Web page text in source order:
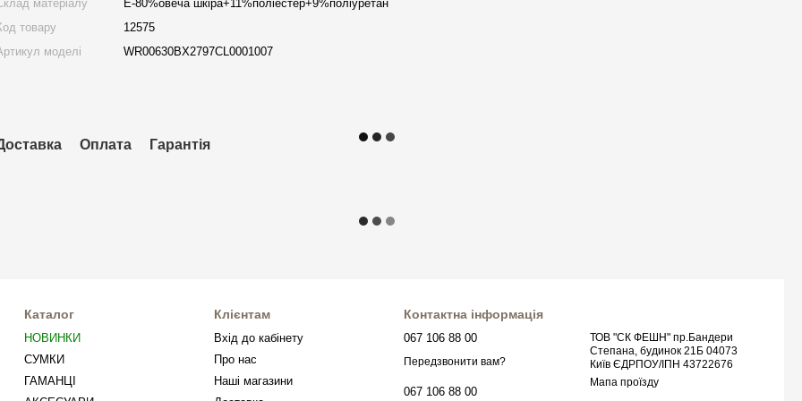
матеріалу
E-80%овеча шкіра+11%поліестер+9%поліуретан
товару
12575
моделі
WR00630BX2797CL0001007
Оплата Гарантія
Каталог
НОВИНКИ
СУМКИ
ГАМАНЦІ
Клієнтам
Вхід до кабінету
Про нас
Наші магазини
Контактна інформація
067 106 88 00
Передзвонити вам?
067 106 88 00
ТОВ "СК ФЕШН" пр.Бандери
Степана, будинок 21Б 04073
Київ ЄДРПОУ/ІПН 43722676
Мапа проїзду